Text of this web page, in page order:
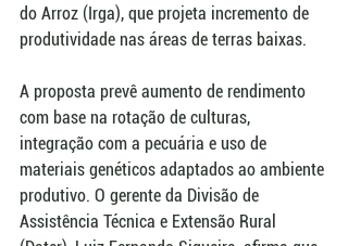
do Arroz (Irga), que projeta incremento de
produtividade nas áreas de terras baixas.
A proposta prevê aumento de rendimento
com base na rotação de culturas,
integração com a pecuária e uso de
materiais genéticos adaptados ao ambiente
produtivo. O gerente da Divisão de
Assistência Técnica e Extensão Rural